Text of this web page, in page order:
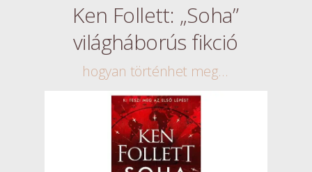
Ken Follett: „Soha”
világháborús fikció
hogyan történhet meg…